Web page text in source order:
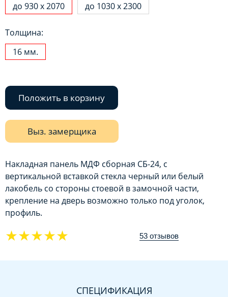
до 930 х 2070
до 1030 х 2300
Толщина:
16 мм.
Положить в корзину
Выз. замерщика
Накладная панель МДФ сборная СБ-24, с
вертикальной вставкой стекла черный или белый
лакобель со стороны стоевой в замочной части,
крепление на дверь возможно только под уголок,
профиль.
★★★★★ 53 отзывов
СПЕЦИФИКАЦИЯ